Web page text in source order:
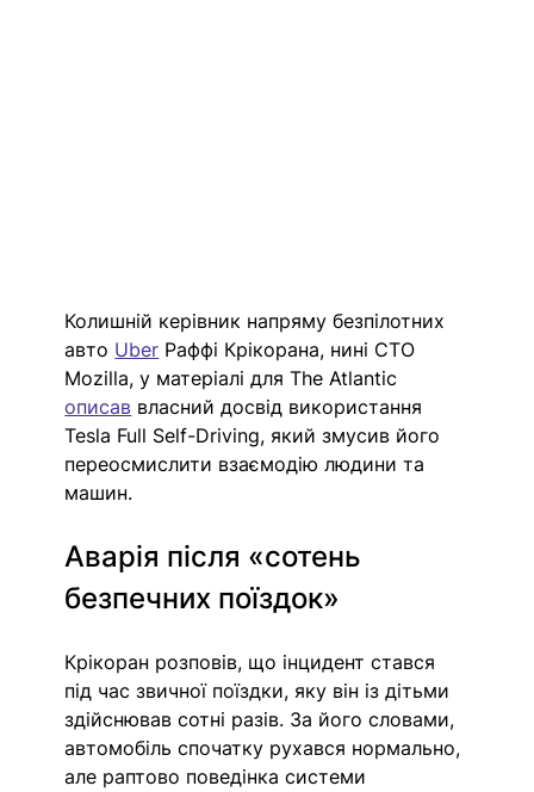
Колишній керівник напряму безпілотних
авто Uber Раффі Крікорана, нині CTO
Mozilla, у матеріалі для The Atlantic
описав власний досвід використання
Tesla Full Self-Driving, який змусив його
переосмислити взаємодію людини та
машин.
Аварія після «сотень
безпечних поїздок»
Крікоран розповів, що інцидент стався
під час звичної поїздки, яку він із дітьми
здійснював сотні разів. За його словами,
автомобіль спочатку рухався нормально,
але раптово поведінка системи